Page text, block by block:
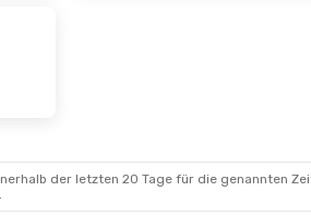
der letzten 20 Tage für die genannten